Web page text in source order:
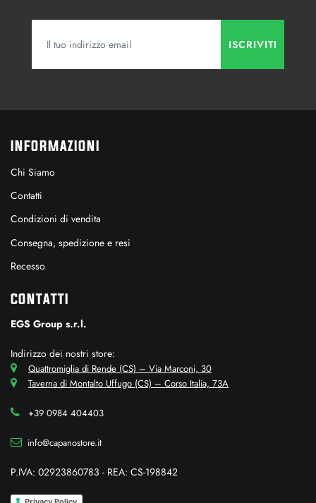
INFORMAZIONI
Chi Siamo
Contatti
Condizioni di vendita
Consegna, spedizione e resi
Recesso
CONTATTI
EGS Group s.r.l.
Indirizzo dei nostri store:
Quattromiglia di Rende (CS) – Via Marconi, 30
Taverna di Montalto Uffugo (CS) – Corso Italia, 73A
+39 0984 404403
info@capanostore.it
P.IVA: 02923860783 - REA: CS-198842